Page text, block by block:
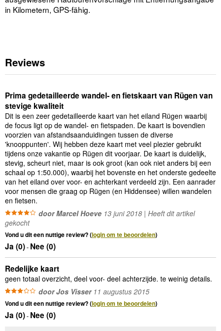
in Kilometern, GPS-fähig.
Reviews
Prima gedetailleerde wandel- en fietskaart van Rügen van
stevige kwaliteit
Dit is een zeer gedetailleerde kaart van het eiland Rügen waarbij
de focus ligt op de wandel- en fietspaden. De kaart is bovendien
voorzien van afstandsaanduidingen tussen de diverse
'knooppunten'. Wij hebben deze kaart met veel plezier gebruikt
tijdens onze vakantie op Rügen dit voorjaar. De kaart is duidelijk,
stevig, scheurt niet, maar is ook groot (kan ook niet anders bij een
schaal op 1:50.000), waarbij het bovenste en het onderste gedeelte
van het eiland over voor- en achterkant verdeeld zijn. Een aanrader
voor mensen die graag op Rügen (en Hiddensee) willen wandelen
en fietsen.
door Marcel Hoeve 13 juni 2018 | Heeft dit artikel
gekocht
Vond u dit een nuttige review? (login om te beoordelen)
Ja (0)- Nee (0)
Redelijke kaart
geen totaal overzicht, deel voor- deel achterzijde. te weinig details.
door Jos Visser11 augustus 2015
Vond u dit een nuttige review? (login om te beoordelen)
Ja (0)- Nee (0)